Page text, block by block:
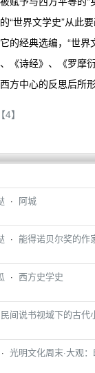
“世界文学史”从此
的经典选编，“世
《诗经》、《罗摩
方中心的反思后所
【4】
· 阿城
· 能得诺贝尔奖的作
· 西方史学史
民间说书视域下的古代
· 光明文化周末·大观